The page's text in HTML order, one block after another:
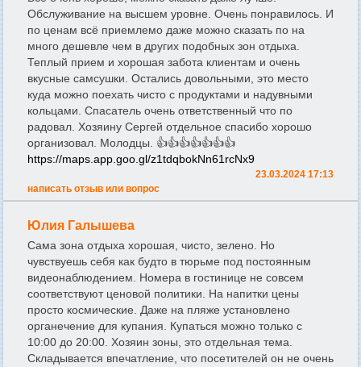
Обслуживание на высшем уровне. Очень понравилось. И
по ценам всё приемлемо даже можно сказать по на
много дешевле чем в других подобных зон отдыха.
Теплый прием и хорошая забота клиентам и очень
вкусные самсушки. Остались довольными, это место
куда можно поехать чисто с продуктами и надувными
кольцами. Спасатель очень ответственный что по
радовал. Хозяину Сергей отдельное спасибо хорошо
организовал. Молодцы. 👍👍👍👍👍👍👍
https://maps.app.goo.gl/z1tdqbokNn61rcNx9
23.03.2024 17:13
написать отзыв или вопрос
Юлия Галышева
Сама зона отдыха хорошая, чисто, зелено. Но
чувствуешь себя как будто в тюрьме под постоянным
видеонаблюдением. Номера в гостинице не совсем
соответствуют ценовой политики. На напитки цены
просто космические. Даже на пляже установлено
органечение для купания. Купаться можно только с
10:00 до 20:00. Хозяин зоны, это отдельная тема.
Складывается впечатление, что посетителей он не очень